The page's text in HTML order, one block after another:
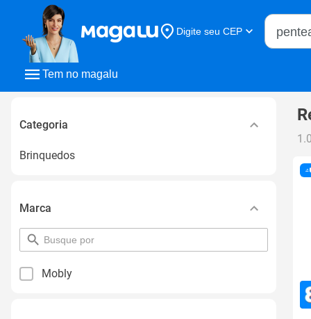
Tem no magalu
Digite seu CEP
Buscar
Categoria
Brinquedos
Marca
pesquisar
por
Mobly